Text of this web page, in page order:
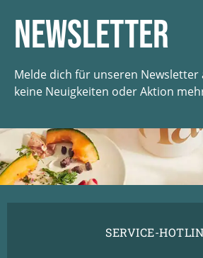
Newsletter
Melde dich für unseren Newsletter
keine Neuigkeiten oder Aktion
SERVICE-